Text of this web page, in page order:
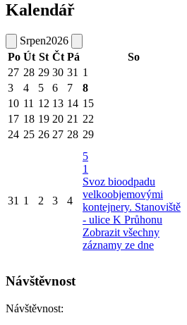
Kalendář
Srpen2026
Po Út St Čt Pá So
27 28 29 30 31 1
3
4 5 6 7 8
10 11 12 13 14 15
17 18 19 20 21 22
24 25 26 27 28 29
31 1 2 3 4
5
1
Svoz bioodpadu
velkoobjemovými
kontejnery. Stanoviště
- ulice K Průhonu
Zobrazit všechny
záznamy ze dne
Návštěvnost
Návštěvnost: